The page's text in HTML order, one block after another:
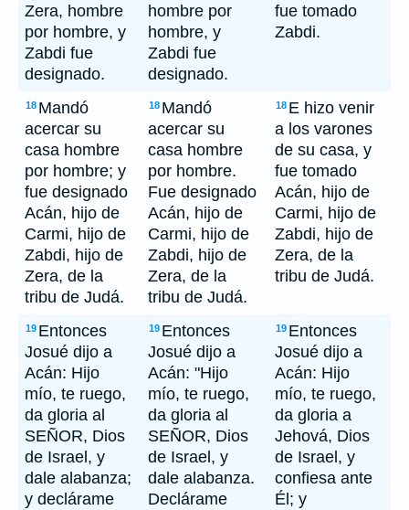
Zera, hombre
por hombre, y
Zabdi fue
designado.
hombre por
hombre, y
Zabdi fue
designado.
fue tomado
Zabdi.
18 Mandó
acercar su
casa hombre
por hombre; y
fue designado
Acán, hijo de
Carmi, hijo de
Zabdi, hijo de
Zera, de la
tribu de Judá.
18 Mandó
acercar su
casa hombre
por hombre.
Fue designado
Acán, hijo de
Carmi, hijo de
Zabdi, hijo de
Zera, de la
tribu de Judá.
18 E hizo venir
a los varones
de su casa, y
fue tomado
Acán, hijo de
Carmi, hijo de
Zabdi, hijo de
Zera, de la
tribu de Judá.
19 Entonces
Josué dijo a
Acán: Hijo
mío, te ruego,
da gloria al
SEÑOR, Dios
de Israel, y
dale alabanza;
y declárame
19 Entonces
Josué dijo a
Acán: "Hijo
mío, te ruego,
da gloria al
SEÑOR, Dios
de Israel, y
dale alabanza.
Declárame
19 Entonces
Josué dijo a
Acán: Hijo
mío, te ruego,
da gloria a
Jehová, Dios
de Israel, y
confiesa ante
Él; y